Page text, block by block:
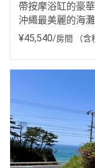
帶按摩浴缸的豪
沖繩最美麗的海
¥45,540/房間 （含